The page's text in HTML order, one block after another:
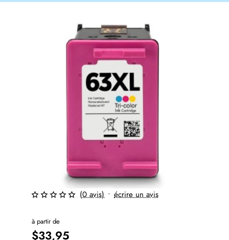
(0 avis) • écrire un avis
à partir de
$33,95